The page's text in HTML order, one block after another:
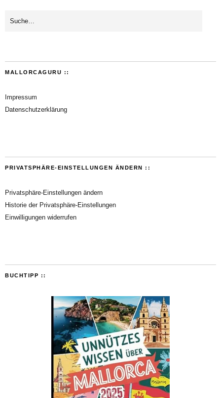
MALLORCAGURU ::
Impressum
Datenschutzerklärung
PRIVATSPHÄRE-EINSTELLUNGEN ÄNDERN ::
Privatsphäre-Einstellungen ändern
Historie der Privatsphäre-Einstellungen
Einwilligungen widerrufen
BUCHTIPP ::